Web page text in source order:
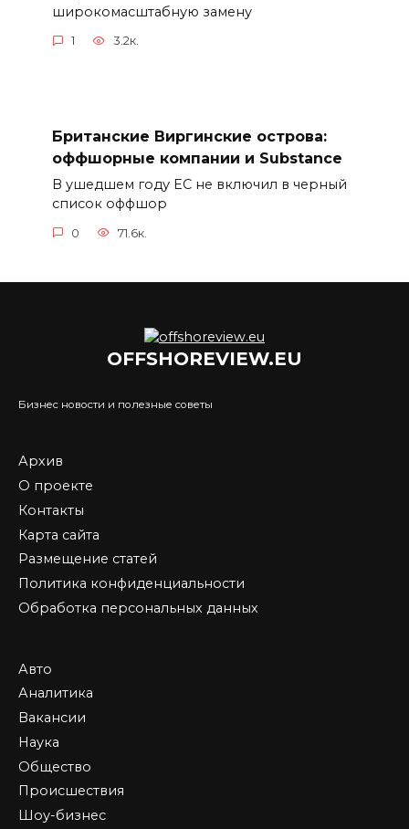
широкомасштабную замену
1 3.2к.
Британские Виргинские острова:
оффшорные компании и Substance
В ушедшем году ЕС не включил в черный
список оффшор
0 71.6к.
OFFSHOREVIEW.EU
Бизнес новости и полезные советы
Архив
О проекте
Контакты
Карта сайта
Размещение статей
Политика конфиденциальности
Обработка персональных данных
Авто
Аналитика
Вакансии
Наука
Общество
Происшествия
Шоу-бизнес